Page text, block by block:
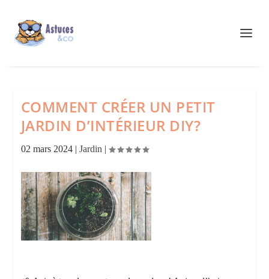
COMMENT CRÉER UN PETIT
JARDIN D’INTÉRIEUR DIY?
02 mars 2024| Jardin |